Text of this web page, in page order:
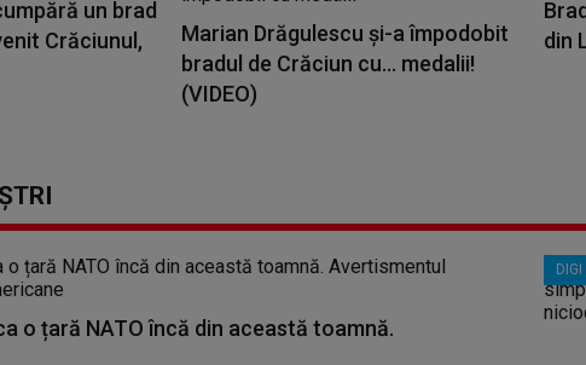
un brad
Crăciunul,
Marian Drăgulescu și-a împodobit
bradul de Crăciun cu… medalii!
(VIDEO)
din
o țară NATO încă din această toamnă.